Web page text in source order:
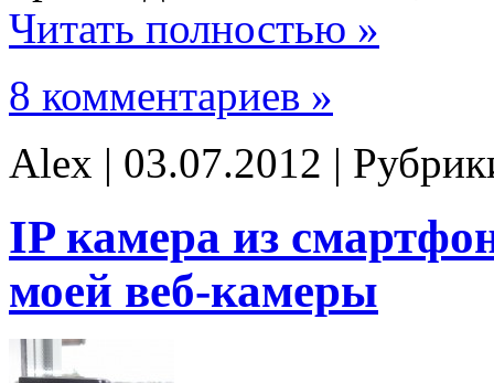
Читать полностью »
8 комментариев »
Alex | 03.07.2012 |
IP камера из
моей веб-камеры